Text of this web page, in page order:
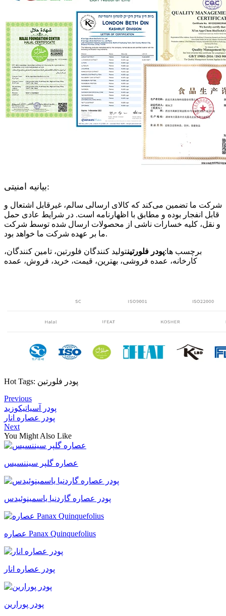
بیانیه امنیتی:
شرکت ما تضمین می‌کند که کالای ارسالی سالم، غیرقابل اشتعال و
قابل انفجار بوده و مطابق با اظهارنامه است. در شرایط عادی حمل
و نقل، کلیه خسارات ناشی از محصولات ارسال شده توسط شرکت
ما بر عهده شرکت ما خواهد بود.
برچسب ها:پودر فلورتینتولید کنندگان فلورتین، تامین کنندگان،
کارخانه، عمده فروشی، بهترین، قیمت، خرید، فروش، عمده
Hot Tags: پودر فلورتین
Previous
پودر آسیاتیکوزید
پودر عصاره انار
Next
You Might Also Like
عصاره گلپر سیننسیس
پودر عصاره گاردنیا یاسمینوئیدس
عصاره Panax Quinquefolius
پودر عصاره انار
پودر پورارین